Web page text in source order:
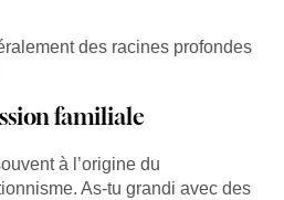
des racines profondes
familiale
à l’origine du
As-tu grandi avec des